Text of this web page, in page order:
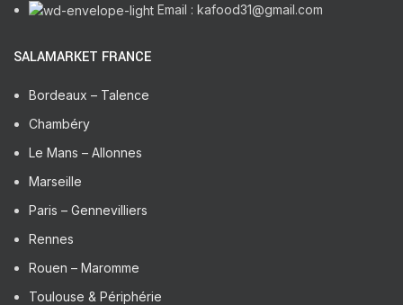
Email : kafood31@gmail.com
SALAMARKET FRANCE
Bordeaux – Talence
Chambéry
Le Mans – Allonnes
Marseille
Paris – Gennevilliers
Rennes
Rouen – Maromme
Toulouse & Périphérie